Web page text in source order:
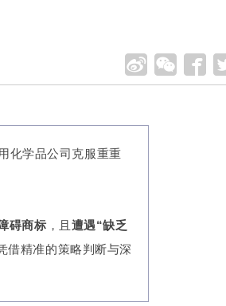
化学品公司克服重重
碍商标 ，且 遭遇“缺乏
借精准的策略判断与深